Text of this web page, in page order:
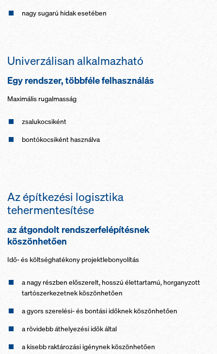
nagy sugarú hidak esetében
Univerzálisan alkalmazható
Egy rendszer, többféle felhasználás
Maximális rugalmasság
zsalukocsiként
bontókocsiként használva
Az építkezési logisztika
tehermentesítése
az átgondolt rendszerfelépítésnek
köszönhetően
Idő- és költséghatékony projektlebonyolítás
a nagy részben előszerelt, hosszú élettartamú, horganyzott
tartószerkezetnek köszönhetően
a gyors szerelési- és bontási időknek köszönhetően
a rövidebb áthelyezési idők által
a kisebb raktározási igénynek köszönhetően